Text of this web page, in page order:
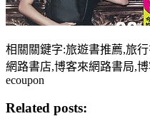
相關關鍵字:旅遊書推薦,旅
網路書店,博客來網路書局,
ecoupon
Related posts: